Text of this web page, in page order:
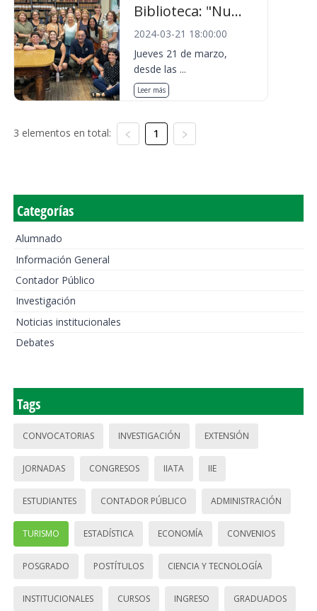
Biblioteca: "Nu...
2024-03-21 18:00:00
Jueves 21 de marzo,
desde las ...
Leer más
3 elementos en total: 1
Categorías
Alumnado
Información General
Contador Público
Investigación
Noticias institucionales
Debates
Tags
CONVOCATORIAS INVESTIGACIÓN EXTENSIÓN
JORNADAS CONGRESOS IIATA IIE
ESTUDIANTES CONTADOR PÚBLICO ADMINISTRACIÓN
TURISMO ESTADÍSTICA ECONOMÍA CONVENIOS
POSGRADO POSTÍTULOS CIENCIA Y TECNOLOGÍA
INSTITUCIONALES CURSOS INGRESO GRADUADOS